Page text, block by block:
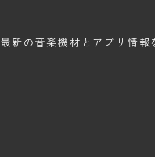
最新の音楽機材とアプリ情報